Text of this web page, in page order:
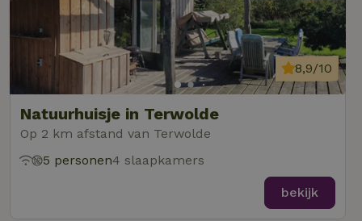
Natuurhuisje in Terwolde
Op 2 km afstand van Terwolde
8,9/10
5 personen4 slaapkamers
bekijk